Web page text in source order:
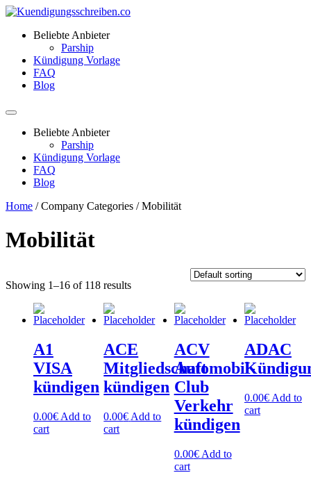
Beliebte Anbieter
Parship
Kündigung Vorlage
FAQ
Blog
Beliebte Anbieter
Parship
Kündigung Vorlage
FAQ
Blog
Home / Company Categories / Mobilität
Mobilität
Showing 1–16 of 118 results
A1
VISA
kündigen
0.00€ Add to
cart
ACE
Mitgliedschaft
kündigen
0.00€ Add to
cart
ACV
Automobil-
Club
Verkehr
kündigen
0.00€ Add to
cart
ADAC
0.00€ Add to
cart